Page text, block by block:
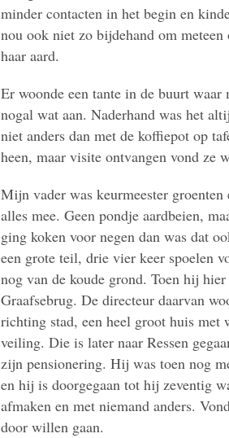
minder contacten in het begin en
nou ook niet zo bijdehand om
haar aard.
Er woonde een tante in de buurt
nogal wat aan. Naderhand was het
niet anders dan met de koffiepot op
heen, maar visite ontvangen vond ze
Mijn vader was keurmeester
alles mee. Geen pondje aardbeien,
ging koken voor negen dan was dat
een grote teil, drie vier keer spoelen
nog van de koude grond. Toen hij
Graafsebrug. De directeur daarvan
richting stad, een heel groot huis met
veiling. Die is later naar Ressen
zijn pensionering. Hij was toen nog
en hij is doorgegaan tot hij zeventig
afmaken en met niemand anders.
door willen gaan.